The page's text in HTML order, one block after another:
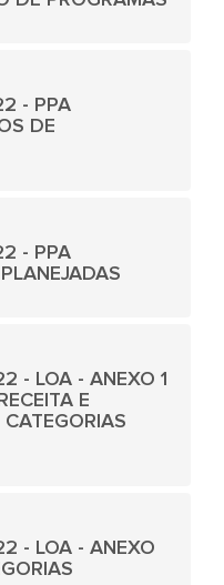
- PPA
DE
- PPA
- LOA - ANEXO 1
E
- LOA - ANEXO